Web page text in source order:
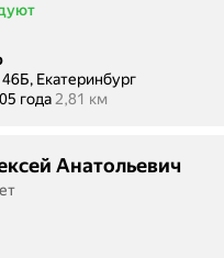
Екатеринбург
1905 года Расстояние 2,81 км
года 2,81 км
Анатольевич